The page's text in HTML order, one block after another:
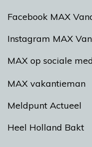
Facebook MAX
Instagram MAX
MAX op sociale
MAX vakantieman
Meldpunt Actueel
Heel Holland Bakt